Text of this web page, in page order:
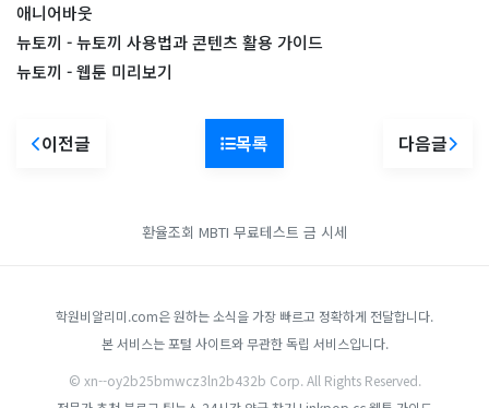
애니어바웃
뉴토끼 - 뉴토끼 사용법과 콘텐츠 활용 가이드
뉴토끼 - 웹툰 미리보기
이전글 목록 다음글
환율조회 MBTI 무료테스트 금 시세
학원비알리미.com은 원하는 소식을 가장 빠르고 정확하게 전달합니다.
본 서비스는 포털 사이트와 무관한 독립 서비스입니다.
© xn--oy2b25bmwcz3ln2b432b Corp. All Rights Reserved.